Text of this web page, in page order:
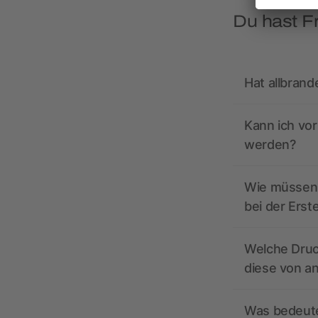
Du hast
Hat
Kann ich
werden?
Wie
bei der
Welche
diese von
Was